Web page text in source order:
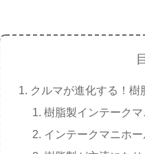
クルマが進化する！
樹脂製インテークマ
インテークマニホ